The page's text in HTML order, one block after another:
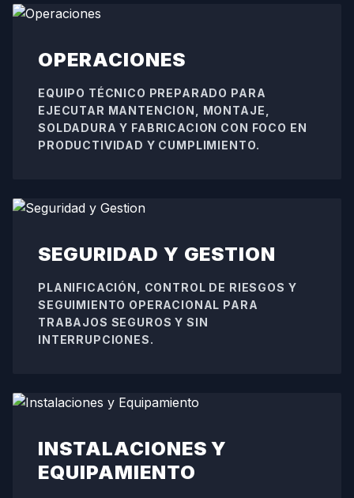
OPERACIONES
EQUIPO TÉCNICO PREPARADO PARA
EJECUTAR MANTENCION, MONTAJE,
SOLDADURA Y FABRICACION CON FOCO EN
PRODUCTIVIDAD Y CUMPLIMIENTO.
SEGURIDAD Y GESTION
PLANIFICACIÓN, CONTROL DE RIESGOS Y
SEGUIMIENTO OPERACIONAL PARA
TRABAJOS SEGUROS Y SIN
INTERRUPCIONES.
INSTALACIONES Y
EQUIPAMIENTO